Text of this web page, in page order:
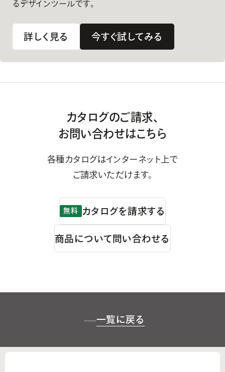
るデザインツールです。
詳しく見る 今すぐ試してみる
カタログのご請求、
お問い合わせはこちら
各種カタログはインターネット上で
ご請求いただけます。
無料 カタログを請求する
商品について問い合わせる
一覧に戻る